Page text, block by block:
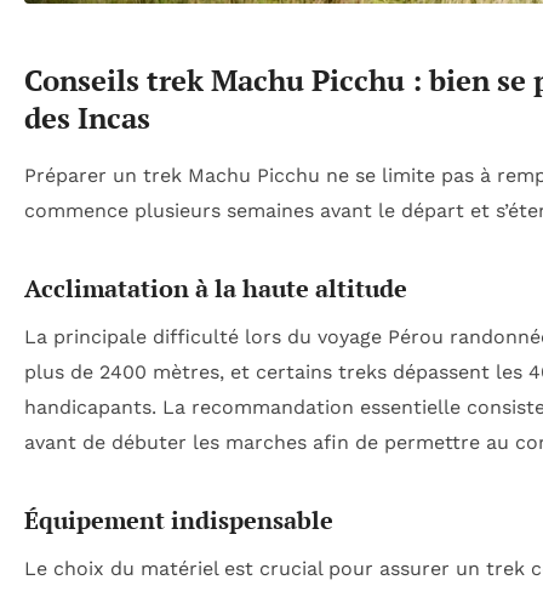
Conseils trek Machu Picchu : bien
des Incas
Préparer un trek Machu Picchu ne se limite pas à
commence plusieurs semaines avant le départ et
Acclimatation à la haute altitude
La principale difficulté lors du voyage Pérou
plus de 2400 mètres, et certains treks dépassent les
handicapants. La recommandation essentielle
avant de débuter les marches afin de permettre au
Équipement indispensable
Le choix du matériel est crucial pour assurer un trek